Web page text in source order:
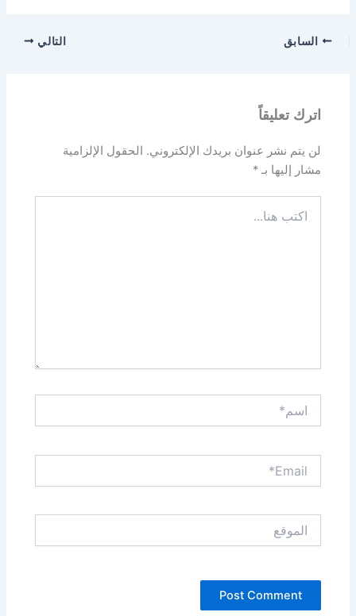
السابق التالي
اترك تعليقاً
لن يتم نشر عنوان بريدك الإلكتروني. الحقول الإلزامية
مشار إليها بـ*
هنا...